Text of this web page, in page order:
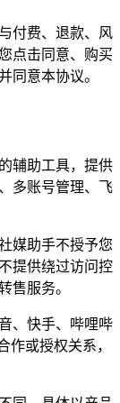
付费、退款、风
点击同意、购买
同意本协议。
辅助工具，提供
多账号管理、飞
媒助手不授予您
提供绕过访问控
售服务。
、快手、哔哩哔
作或授权关系，